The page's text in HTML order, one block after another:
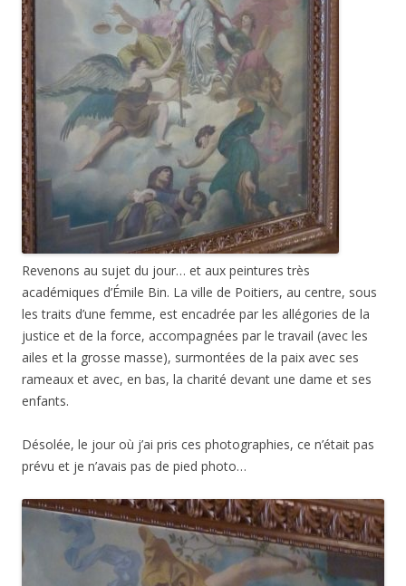
Revenons au sujet du jour… et aux peintures très
académiques d’Émile Bin. La ville de Poitiers, au centre, sous
les traits d’une femme, est encadrée par les allégories de la
justice et de la force, accompagnées par le travail (avec les
ailes et la grosse masse), surmontées de la paix avec ses
rameaux et avec, en bas, la charité devant une dame et ses
enfants.
Désolée, le jour où j’ai pris ces photographies, ce n’était pas
prévu et je n’avais pas de pied photo…